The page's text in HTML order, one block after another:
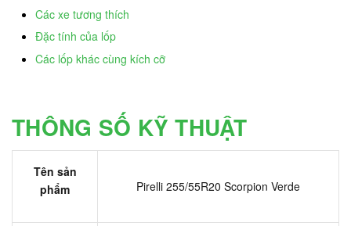
Các xe tương thích
Đặc tính của lốp
Các lốp khác cùng kích cỡ
THÔNG SỐ KỸ THUẬT
Tên sản
phẩm
Pirelli 255/55R20 Scorpion Verde